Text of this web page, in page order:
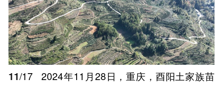
11/17
2024年11月28日，重庆，酉阳土家族苗